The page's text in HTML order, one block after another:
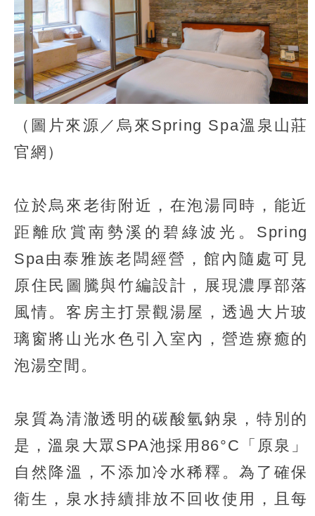
（圖片來源／烏來Spring Spa溫泉山莊
官網）
位於烏來老街附近，在泡湯同時，能近
距離欣賞南勢溪的碧綠波光。Spring
Spa由泰雅族老闆經營，館內隨處可見
原住民圖騰與竹編設計，展現濃厚部落
風情。客房主打景觀湯屋，透過大片玻
璃窗將山光水色引入室內，營造療癒的
泡湯空間。
泉質為清澈透明的碳酸氫鈉泉，特別的
是，溫泉大眾SPA池採用86°C「原泉」
自然降溫，不添加冷水稀釋。為了確保
衛生，泉水持續排放不回收使用，且每